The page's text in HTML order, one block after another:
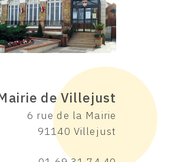
de Villejust
6 rue de la Mairie
91140 Villejust